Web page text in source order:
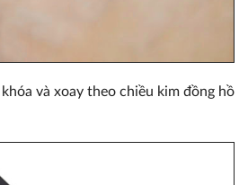
và xoay theo chiều kim đồng hồ